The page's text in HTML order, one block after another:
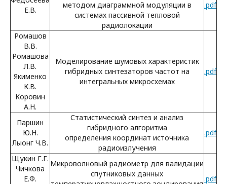
Е.В.
методом диаграммной модуляции в
системах пассивной тепловой
радиолокации
.pdf
Ромашов
В.В.
Ромашова
Л.В.
Якименко
К.В.
Коровин
А.Н.
Моделирование шумовых характеристик
гибридных синтезаторов частот на
интегральных микросхемах
.pdf
Паршин
Ю.Н.
Лыонг Ч.В.
Статистический синтез и анализ
гибридного алгоритма
определения координат источника
радиоизлучения
.pdf
Щукин Г.Г.
Чичкова
Е.Ф.
Микроволновый радиометр для валидации
спутниковых данных
.pdf